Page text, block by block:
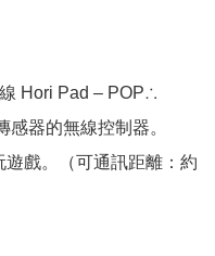
Hori Pad – POP∴
器的無線控制器。
戲。（可通訊距離：約